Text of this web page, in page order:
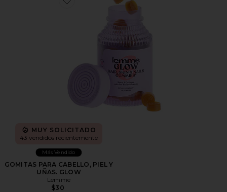
Favorite GOMITAS PARA CABELLO, PIEL Y UÑAS.
MUY SOLICITADO
43 vendidos recientemente
Más Vendido
GOMITAS PARA CABELLO, PIEL Y
UÑAS. GLOW
Lemme
$30